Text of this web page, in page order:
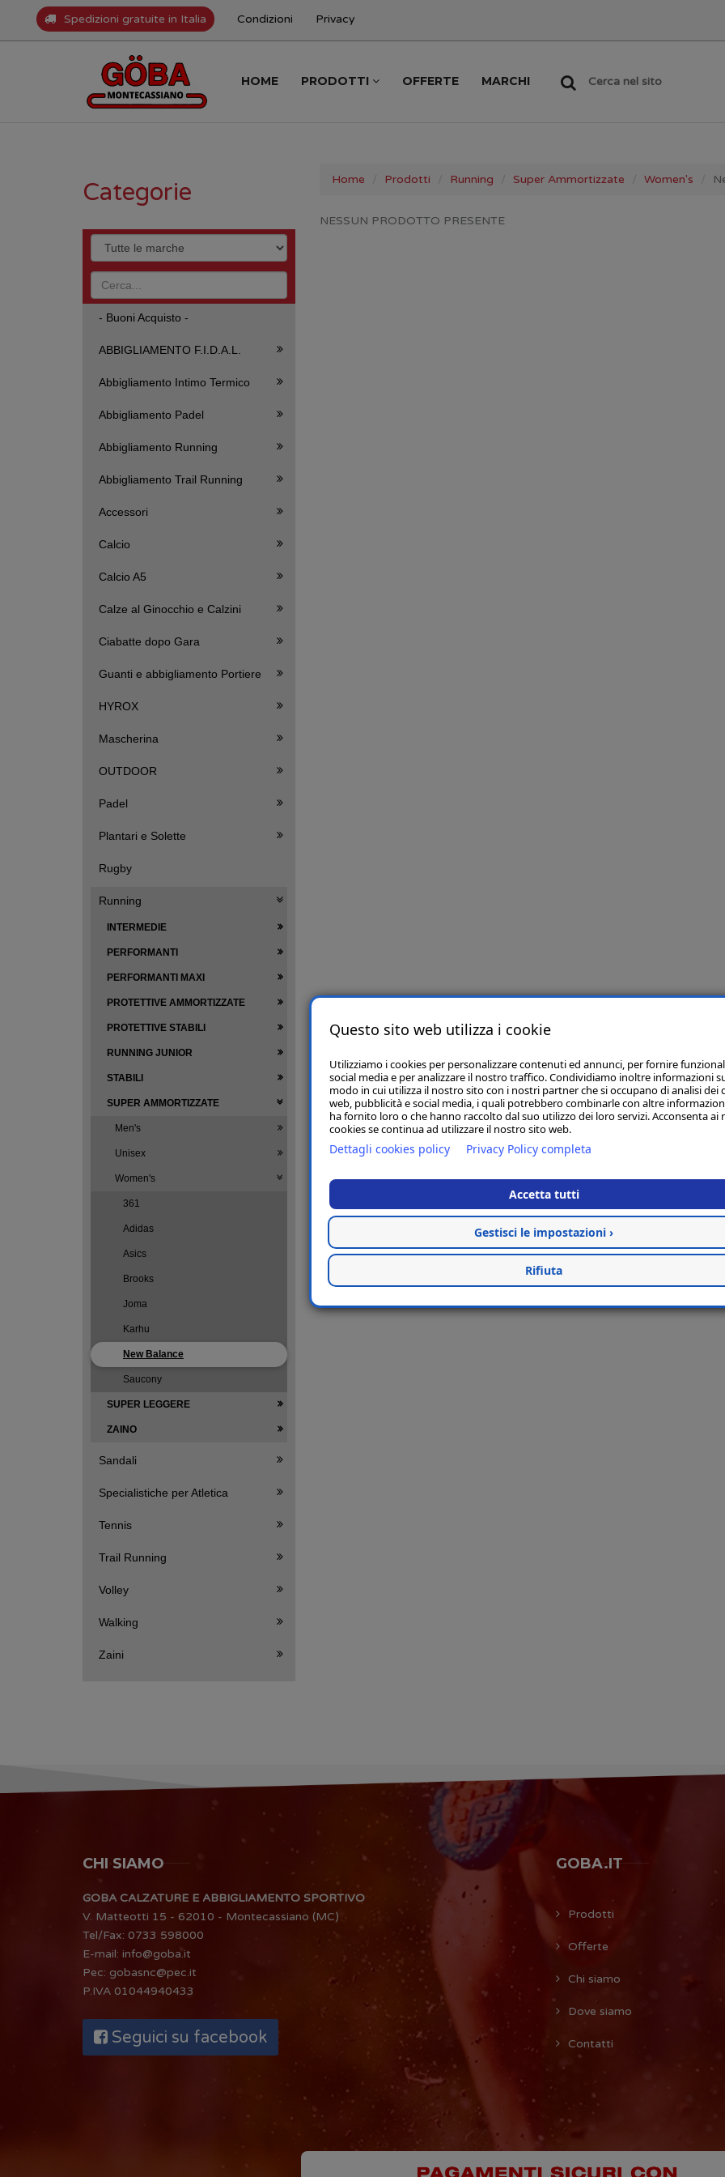
Spedizioni gratuite in Italia Condizioni Privacy
HOME PRODOTTI OFFERTE MARCHI Cerca nel sito
Home Prodotti Running Super Ammortizzate Women's
NESSUN PRODOTTO PRESENTE
Categorie
- Buoni Acquisto -
ABBIGLIAMENTO F.I.D.A.L.
Abbigliamento Intimo Termico
Abbigliamento Padel
Abbigliamento Running
Abbigliamento Trail Running
Accessori
Calcio
Calcio A5
Calze al Ginocchio e Calzini
Ciabatte dopo Gara
Guanti e abbigliamento Portiere
HYROX
Mascherina
OUTDOOR
Padel
Plantari e Solette
Rugby
Running
INTERMEDIE
PERFORMANTI
PERFORMANTI MAXI
PROTETTIVE AMMORTIZZATE
PROTETTIVE STABILI
RUNNING JUNIOR
STABILI
SUPER AMMORTIZZATE
Men's
Unisex
Women's
361
Adidas
Asics
Brooks
Joma
Karhu
New Balance
Saucony
SUPER LEGGERE
ZAINO
Sandali
Specialistiche per Atletica
Tennis
Trail Running
Volley
Walking
Zaini
CHI SIAMO
GOBA CALZATURE E ABBIGLIAMENTO SPORTIVO
V. Matteotti 15 - 62010 - Montecassiano (MC)
Tel/Fax: 0733 598000
E-mail: info@goba.it
Pec: gobasnc@pec.it
P.IVA 01044940433
Seguici su facebook
GOBA.IT
Prodotti
Offerte
Chi siamo
Dove siamo
Contatti
Questo sito web utilizza i cookie
Utilizziamo i cookies per personalizzare contenuti ed annunci, per fornire
social media e per analizzare il nostro traffico. Condividiamo inoltre informazioni
modo in cui utilizza il nostro sito con i nostri partner che si occupano di analisi dei
web, pubblicità e social media, i quali potrebbero combinarle con altre
ha fornito loro o che hanno raccolto dal suo utilizzo dei loro servizi. Acconsenta ai
cookies se continua ad utilizzare il nostro sito web.
Dettagli cookies policy Privacy Policy completa
Accetta tutti
Gestisci le impostazioni ›
Rifiuta